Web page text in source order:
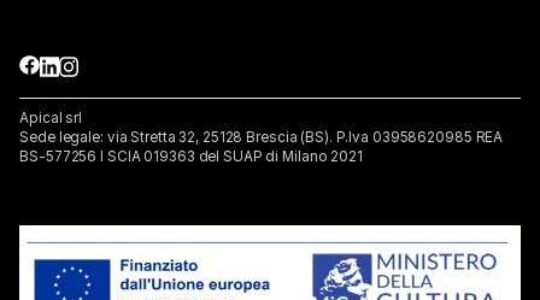
Apical srl
Sede legale: via Stretta 32, 25128 Brescia (BS). P.lva 03958620985 REA
BS-577256 I SCIA 019363 del SUAP di Milano 2021